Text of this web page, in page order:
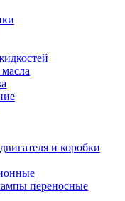
и коробки
переносные